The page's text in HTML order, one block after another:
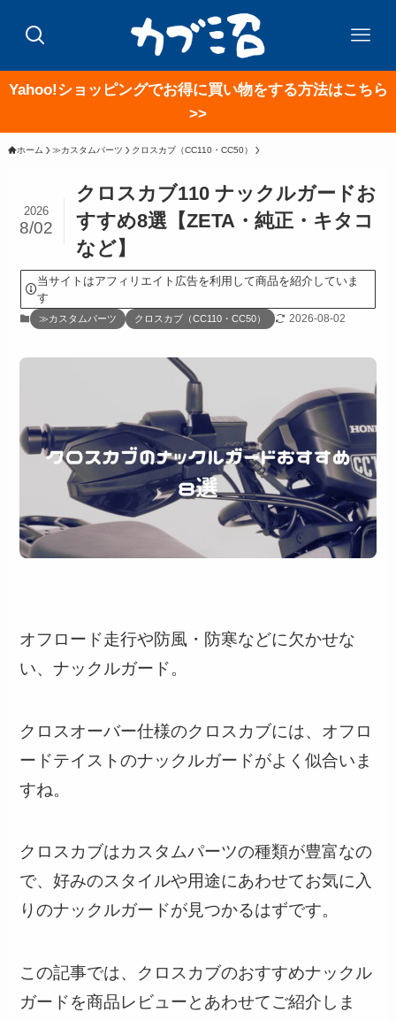
Yahoo!ショッピングでお得に買い物をする方法はこちら
>>
ホーム ≫カスタムパーツ クロスカブ（CC110・CC50）
クロスカブ110 ナックルガードお
すすめ8選【ZETA・純正・キタコ
など】
2026
8/02
当サイトはアフィリエイト広告を利用して商品を紹介していま
す
≫カスタムパーツ クロスカブ（CC110・CC50） 2026-08-02
オフロード走行や防風・防寒などに欠かせな
い、ナックルガード。
クロスオーバー仕様のクロスカブには、オフロ
ードテイストのナックルガードがよく似合いま
すね。
クロスカブはカスタムパーツの種類が豊富なの
で、好みのスタイルや用途にあわせてお気に入
りのナックルガードが見つかるはずです。
この記事では、クロスカブのおすすめナックル
ガードを商品レビューとあわせてご紹介しま